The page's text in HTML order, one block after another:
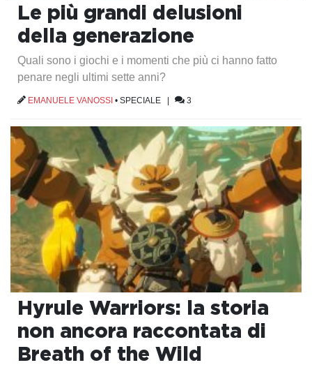
Le più grandi delusioni
della generazione
Quali sono i giochi e i momenti che più ci hanno fatto
penare negli ultimi sette anni?
EMANUELE VANOSSI • SPECIALE | 3
Hyrule Warriors: la storia
non ancora raccontata di
Breath of the Wild